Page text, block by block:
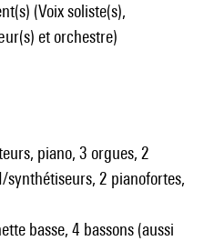
(Voix soliste(s),
et orchestre)
2 pianofortes,
basse, 4 bassons (aussi